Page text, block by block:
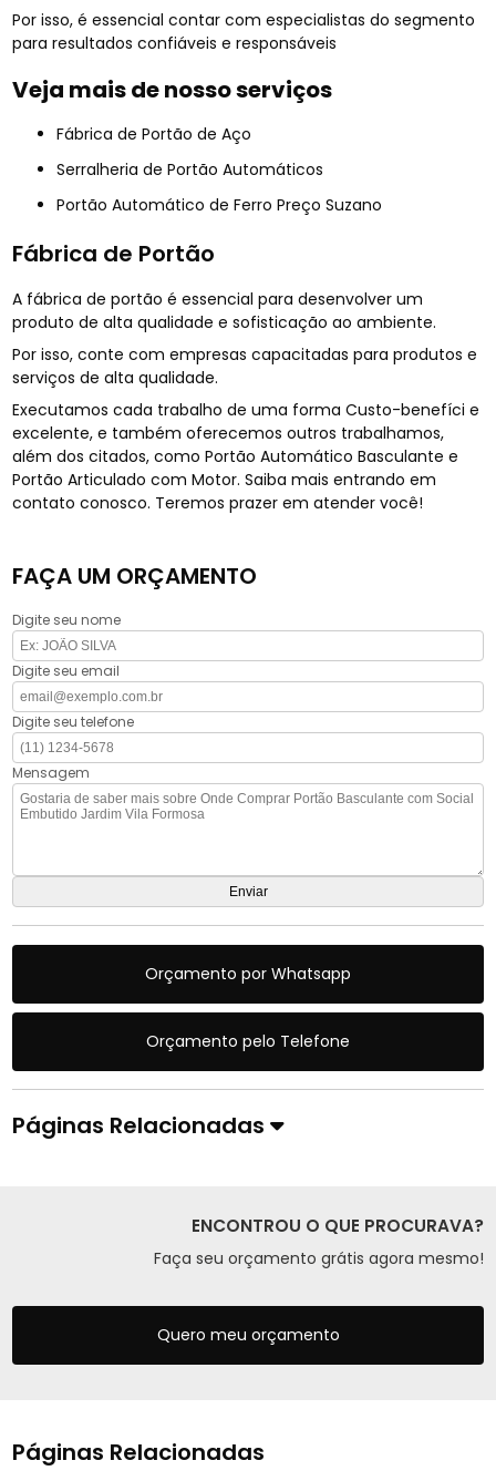
Por isso, é essencial contar com especialistas do segmento
para resultados confiáveis e responsáveis
Veja mais de nosso serviços
Fábrica de Portão de Aço
Serralheria de Portão Automáticos
Portão Automático de Ferro Preço Suzano
Fábrica de Portão
A fábrica de portão é essencial para desenvolver um
produto de alta qualidade e sofisticação ao ambiente.
Por isso, conte com empresas capacitadas para produtos e
serviços de alta qualidade.
Executamos cada trabalho de uma forma Custo-benefíci e
excelente, e também oferecemos outros trabalhamos,
além dos citados, como Portão Automático Basculante e
Portão Articulado com Motor. Saiba mais entrando em
contato conosco. Teremos prazer em atender você!
FAÇA UM ORÇAMENTO
Digite seu nome
Digite seu email
Digite seu telefone
Mensagem
Orçamento por Whatsapp
Orçamento pelo Telefone
Páginas Relacionadas
ENCONTROU O QUE PROCURAVA?
Faça seu orçamento grátis agora mesmo!
Quero meu orçamento
Páginas Relacionadas